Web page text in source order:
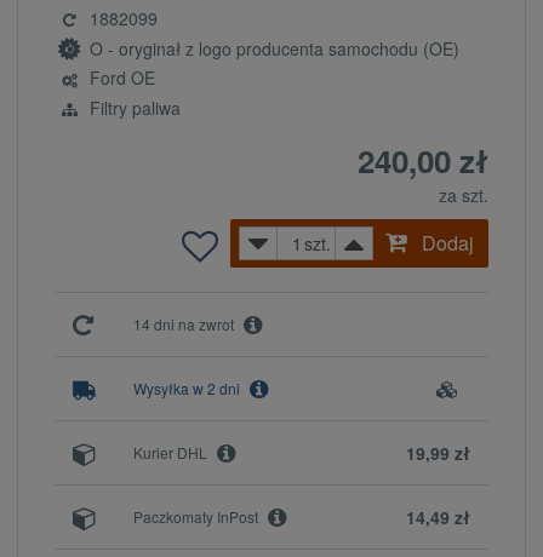
1882099
O - oryginał z logo producenta samochodu (OE)
Ford OE
Filtry paliwa
240,00 zł
za szt.
szt.
Dodaj
14 dni na zwrot
Wysyłka w 2 dni
19,99 zł
Kurier DHL
14,49 zł
Paczkomaty InPost